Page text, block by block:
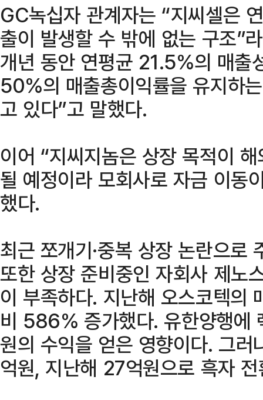
GC녹십자 관계자는 “지씨셀은
출이 발생할 수 밖에 없는 구조”
개년 동안 연평균 21.5%의 매출
50%의 매출총이익률을 유지하
고 있다”고 말했다.
이어 “지씨지놈은 상장 목적이
될 예정이라 모회사로 자금 이동
했다.
최근 쪼개기·중복 상장 논란으로
또한 상장 준비중인 자회사 제노
이 부족하다. 지난해 오스코텍
비 586% 증가했다. 유한양행에
원의 수익을 얻은 영향이다. 그
억원, 지난해 27억원으로 흑자